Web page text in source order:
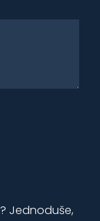
? Jednoduše,